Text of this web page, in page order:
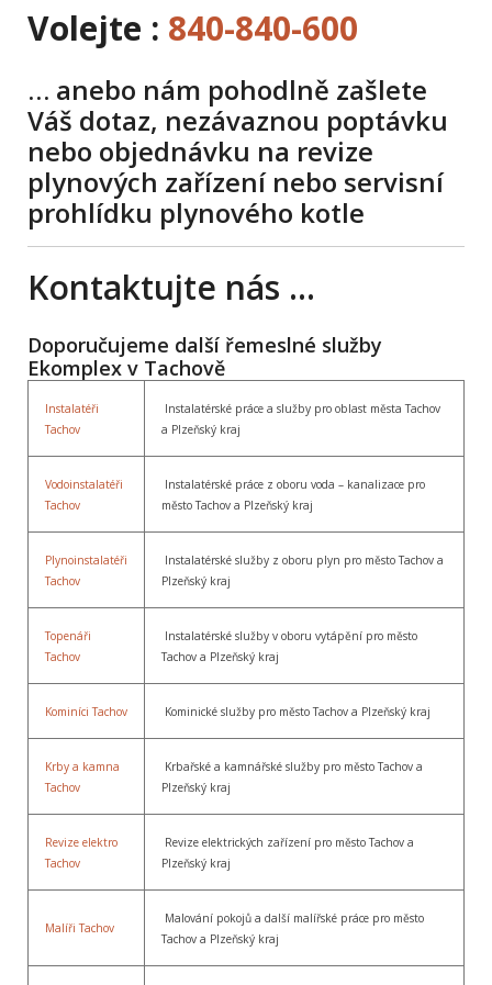
Volejte : 840-840-600
… anebo nám pohodlně zašlete
Váš dotaz, nezávaznou poptávku
nebo objednávku na revize
plynových zařízení nebo servisní
prohlídku plynového kotle
Kontaktujte nás …
Doporučujeme další řemeslné služby
Ekomplex v Tachově
Instalatéři
Tachov
Instalatérské práce a služby pro oblast města Tachov
a Plzeňský kraj
Vodoinstalatéři
Tachov
Instalatérské práce z oboru voda – kanalizace pro
město Tachov a Plzeňský kraj
Plynoinstalatéři
Tachov
Instalatérské služby z oboru plyn pro město Tachov a
Plzeňský kraj
Topenáři
Tachov
Instalatérské služby v oboru vytápění pro město
Tachov a Plzeňský kraj
Kominíci Tachov Kominické služby pro město Tachov a Plzeňský kraj
Krby a kamna
Tachov
Krbařské a kamnářské služby pro město Tachov a
Plzeňský kraj
Revize elektro
Tachov
Revize elektrických zařízení pro město Tachov a
Plzeňský kraj
Malíři Tachov
Malování pokojů a další malířské práce pro město
Tachov a Plzeňský kraj